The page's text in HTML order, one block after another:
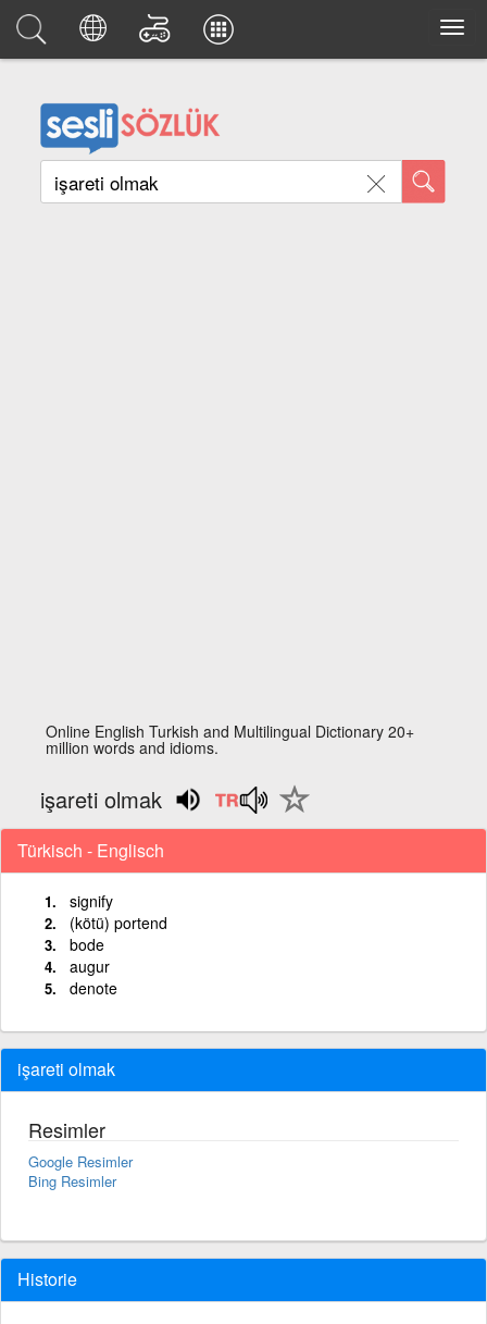
Online English Turkish and Multilingual Dictionary 20+
million words and idioms.
işareti olmak
Türkisch - Englisch
signify
(kötü) portend
bode
augur
denote
işareti olmak
Resimler
Google Resimler
Bing Resimler
Historie